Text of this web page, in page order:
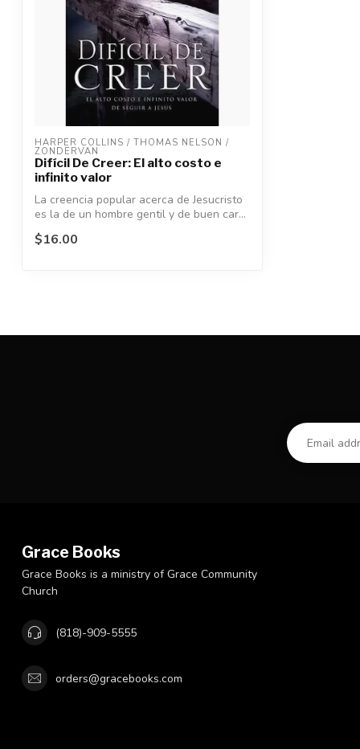
HARPER COLLINS / THOMAS NELSON /
ZONDERVAN
Difícil De Creer: El alto costo e
infinito valor
La creencia popular acerca de Jesucristo
es la de un hombre gentil y de buen car...
$16.00
Grace Books
Grace Books is a ministry of Grace Community
Church
(818)-909-5555
orders@gracebooks.com